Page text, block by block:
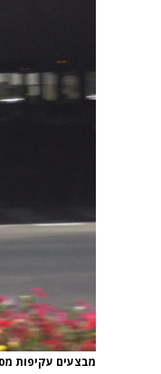
מבצעים עקיפות